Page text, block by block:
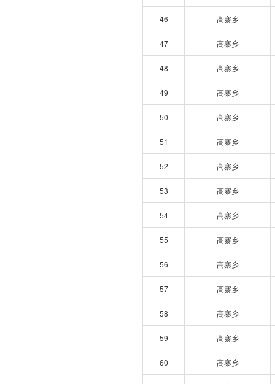
46 高寨乡
47 高寨乡
48 高寨乡
49 高寨乡
50 高寨乡
51 高寨乡
52 高寨乡
53 高寨乡
54 高寨乡
55 高寨乡
56 高寨乡
57 高寨乡
58 高寨乡
59 高寨乡
60 高寨乡